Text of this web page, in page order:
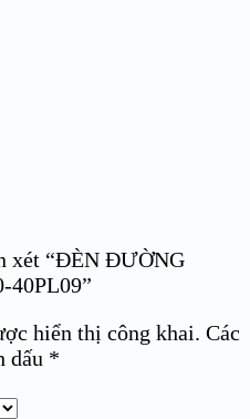
xét “ĐÈN ĐƯỜNG
40PL09”
hiển thị công khai. Các
dấu *